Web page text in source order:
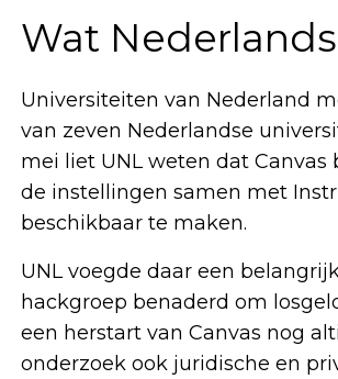
Wat
Universiteiten van Nederland
van zeven Nederlandse
mei liet UNL weten dat
de instellingen samen met
beschikbaar te maken.
UNL voegde daar een
hackgroep benaderd om
een herstart van Canvas nog
onderzoek ook juridische en